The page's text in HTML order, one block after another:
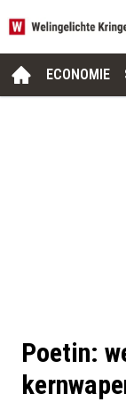
ECONOMIE
Poetin: